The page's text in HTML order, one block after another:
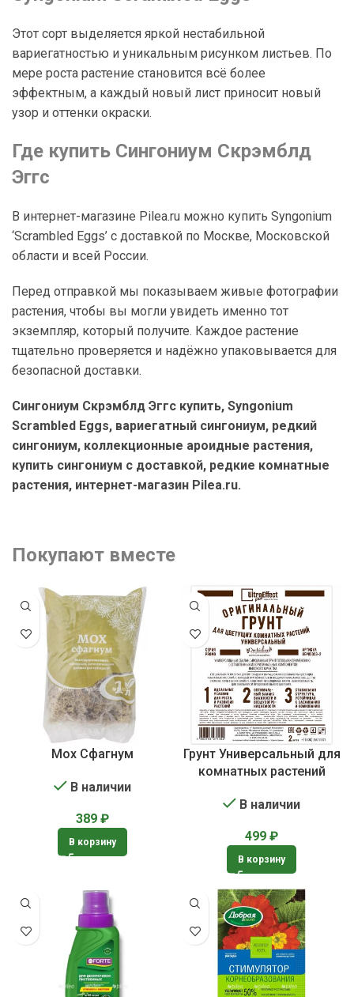
Этот сорт выделяется яркой нестабильной
вариегатностью и уникальным рисунком листьев. По
мере роста растение становится всё более
эффектным, а каждый новый лист приносит новый
узор и оттенки окраски.
Где купить Сингониум Скрэмблд
Эггс
В интернет-магазине Pilea.ru можно купить Syngonium
‘Scrambled Eggs’ с доставкой по Москве, Московской
области и всей России.
Перед отправкой мы показываем живые фотографии
растения, чтобы вы могли увидеть именно тот
экземпляр, который получите. Каждое растение
тщательно проверяется и надёжно упаковывается для
безопасной доставки.
Сингониум Скрэмблд Эггс купить, Syngonium
Scrambled Eggs, вариегатный сингониум, редкий
сингониум, коллекционные ароидные растения,
купить сингониум с доставкой, редкие комнатные
растения, интернет-магазин Pilea.ru.
Покупают вместе
Мох Сфагнум
В наличии
389 ₽
В корзину
Грунт Универсальный для
комнатных растений
В наличии
499 ₽
В корзину